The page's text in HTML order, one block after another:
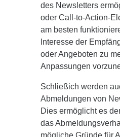
des Newsletters
oder Call-to-Action-
am besten
Interesse der
oder Angeboten zu
Anpassungen
Schließich werden
Abmeldungen von
Dies ermöglicht es
das
mögliche Gründe für